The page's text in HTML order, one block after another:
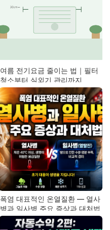
여름 전기요금 줄이는 법｜필터
청소부터 실외기 관리까지
폭염 대표적인 온열질환 — 열사
병과 일사병 주요 증상과 대처법